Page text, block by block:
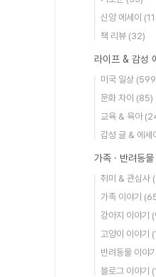
신앙 에세이
책 리뷰 (32)
라이프 & 감성
미국 일상
문화 차이 (85)
교육 & 육아
감성 글 & 에세
가족 · 반려동물
취미 & 관심사
가족 이야기
강아지 이야기
고양이 이야기
반려동물 이야기
블로그 이야기